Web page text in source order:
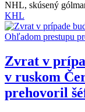
NHL, skúsený
KHL
Zvrat v
v ruskom
prehovoril